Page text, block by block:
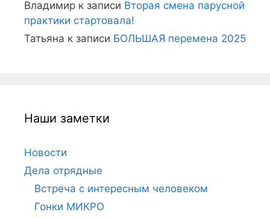
Владимир к записи Вторая смена парусной
практики стартовала!
Татьяна к записи БОЛЬШАЯ перемена 2025
Наши заметки
Новости
Дела отрядные
Встреча с интересным человеком
Гонки МИКРО